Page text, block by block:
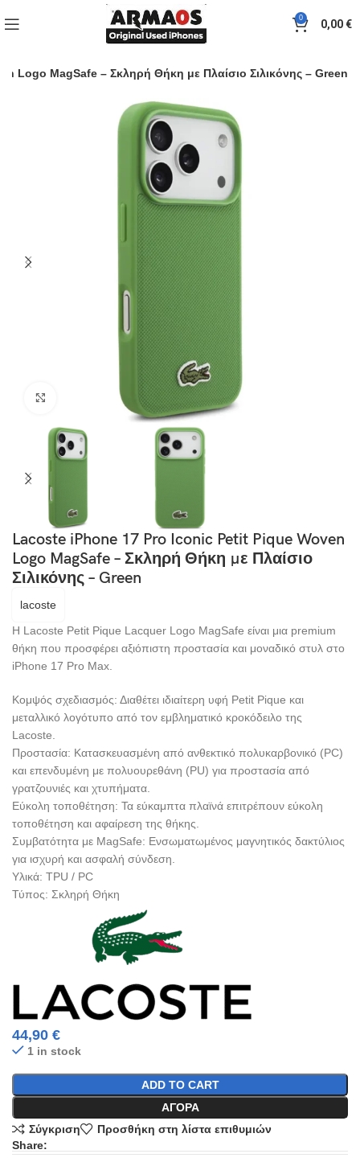
0 0,00€
Logo MagSafe – Σκληρή Θήκη με Πλαίσιο Σιλικόνης – Green
Click to enlarge
Lacoste iPhone 17 Pro Iconic Petit Pique Woven
Logo MagSafe – Σκληρή Θήκη με Πλαίσιο
Σιλικόνης – Green
lacoste
Η Lacoste Petit Pique Lacquer Logo MagSafe είναι μια premium
θήκη που προσφέρει αξιόπιστη προστασία και μοναδικό στυλ στο
iPhone 17 Pro Max.
Κομψός σχεδιασμός: Διαθέτει ιδιαίτερη υφή Petit Pique και
μεταλλικό λογότυπο από τον εμβληματικό κροκόδειλο της
Lacoste.
Προστασία: Κατασκευασμένη από ανθεκτικό πολυκαρβονικό (PC)
και επενδυμένη με πολυουρεθάνη (PU) για προστασία από
γρατζουνιές και χτυπήματα.
Εύκολη τοποθέτηση: Τα εύκαμπτα πλαϊνά επιτρέπουν εύκολη
τοποθέτηση και αφαίρεση της θήκης.
Συμβατότητα με MagSafe: Ενσωματωμένος μαγνητικός δακτύλιος
για ισχυρή και ασφαλή σύνδεση.
Υλικά: TPU / PC
Τύπος: Σκληρή Θήκη
44,90€
1 in stock
ADD TO CART
ΑΓΟΡΆ
Σύγκριση
Προσθήκη στη λίστα επιθυμιών
Share: